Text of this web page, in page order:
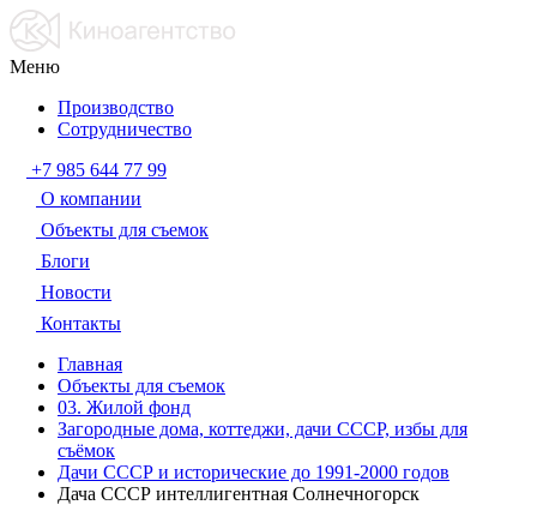
Меню
Производство
Сотрудничество
+7 985 644 77 99
О компании
Объекты для съемок
Блоги
Новости
Контакты
Главная
Объекты для съемок
03. Жилой фонд
Загородные дома, коттеджи, дачи СССР, избы для
съёмок
Дачи СССР и исторические до 1991-2000 годов
Дача СССР интеллигентная Солнечногорск